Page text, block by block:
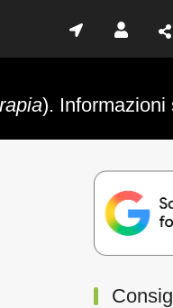
). Informazioni